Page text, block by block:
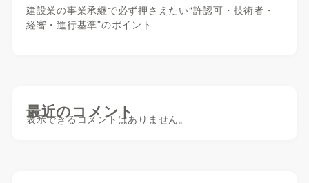
建設業の事業承継で必ず押さえたい“許認可・技術者・
経審・進行基準”のポイント
最近のコメント
表示できるコメントはありません。